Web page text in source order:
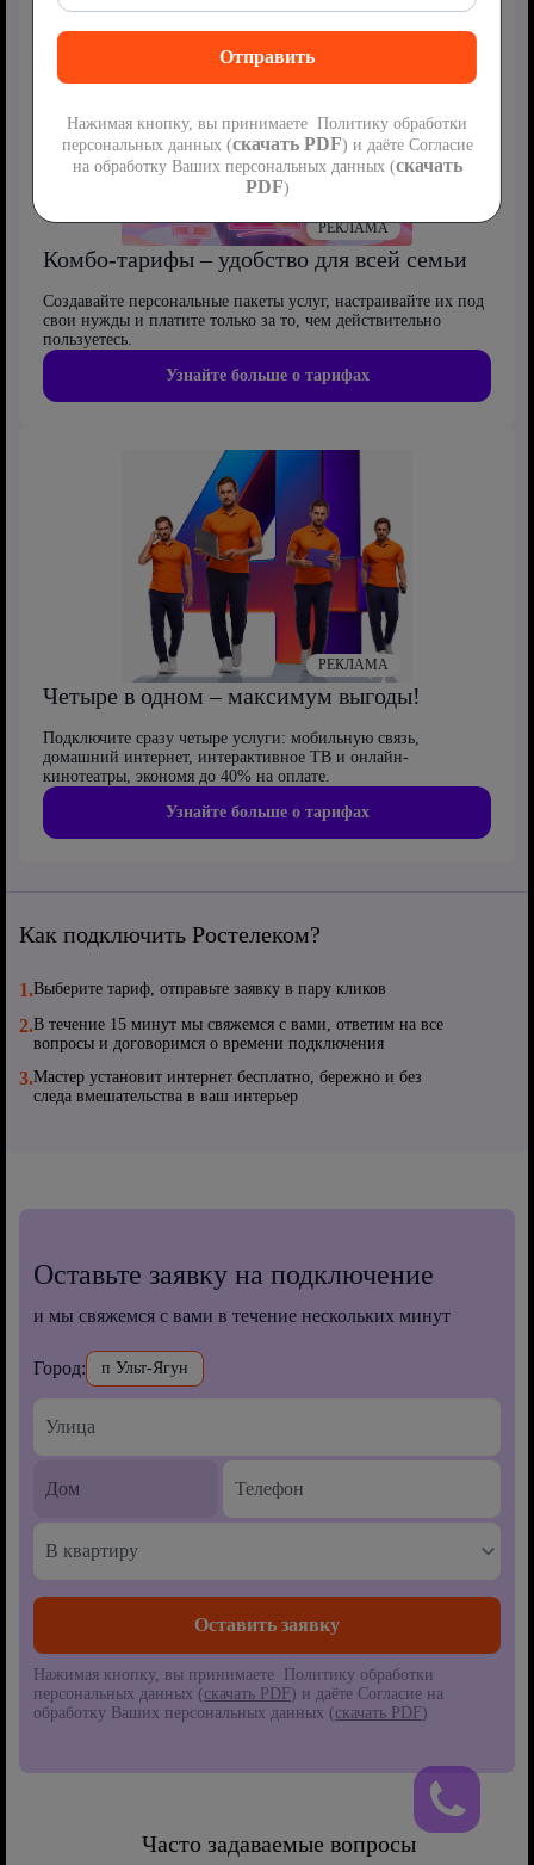
Комбо-тарифы – удобство для всей семьи
Создавайте персональные пакеты услуг, настраивайте их под
свои нужды и платите только за то, чем действительно
пользуетесь.
Узнайте больше о тарифах
РЕКЛАМА
Четыре в одном – максимум выгоды!
Подключите сразу четыре услуги: мобильную связь,
домашний интернет, интерактивное ТВ и онлайн-
кинотеатры, экономя до 40% на оплате.
Узнайте больше о тарифах
РЕКЛАМА
Как подключить Ростелеком?
1.Выберите тариф, отправьте заявку в пару кликов
2.В течение 15 минут мы свяжемся с вами, ответим на все
вопросы и договоримся о времени подключения
3.Мастер установит интернет бесплатно, бережно и без
следа вмешательства в ваш интерьер
Оставьте заявку на подключение
и мы свяжемся с вами в течение нескольких минут
Город: п Ульт-Ягун
В квартиру
Нажимая кнопку, вы принимаете Политику обработки
персональных данных (скачать PDF) и даёте Согласие на
обработку Ваших персональных данных (скачать PDF)
Часто задаваемые вопросы
Нажимая кнопку, вы принимаете Политику обработки
персональных данных (скачать PDF) и даёте Согласие
на обработку Ваших персональных данных (скачать
PDF)